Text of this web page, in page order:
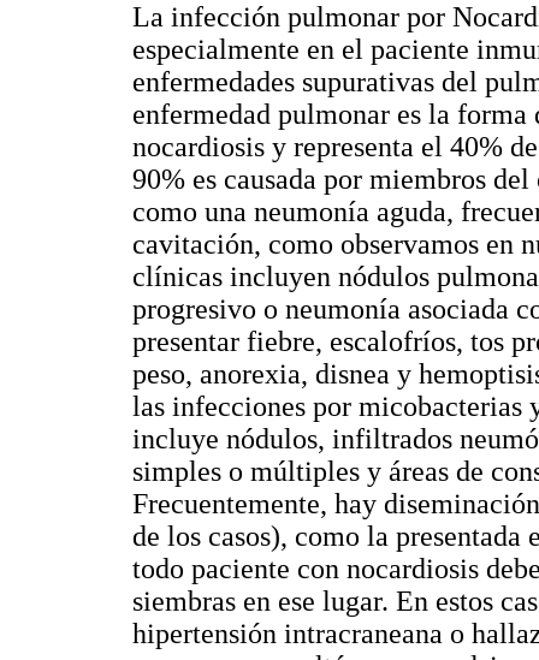
La infección pulmonar por
especialmente en el paciente
enfermedades supurativas del
enfermedad pulmonar es la
nocardiosis y representa el 40%
90% es causada por miembros
como una neumonía aguda,
cavitación, como observamos en
clínicas incluyen nódulos
progresivo o neumonía asociada
presentar fiebre, escalofríos, tos
peso, anorexia, disnea y
las infecciones por micobacterias
incluye nódulos, infiltrados
simples o múltiples y áreas de
Frecuentemente, hay
de los casos), como la
todo paciente con nocardiosis
siembras en ese lugar. En estos
hipertensión intracraneana o